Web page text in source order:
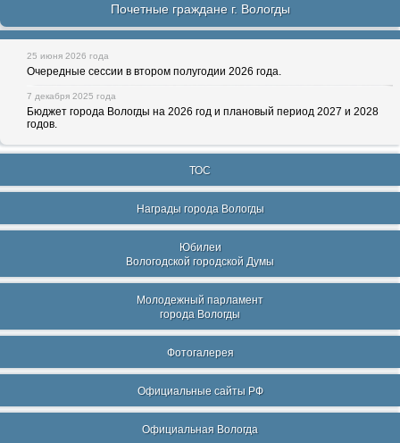
Почетные граждане г. Вологды
25 июня 2026 года
Очередные сессии в втором полугодии 2026 года.
7 декабря 2025 года
Бюджет города Вологды на 2026 год и плановый период 2027 и 2028
годов.
ТОС
Награды города Вологды
Юбилеи
Вологодской городской Думы
Молодежный парламент
города Вологды
Фотогалерея
Официальные сайты РФ
Официальная Вологда